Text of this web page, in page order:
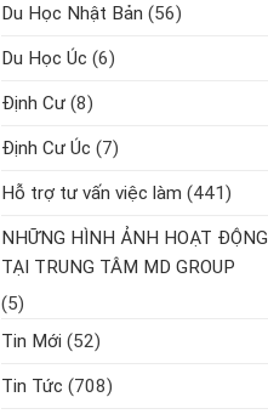
Du Học Nhật Bản (56)
Du Học Úc (6)
Định Cư (8)
Định Cư Úc (7)
Hỗ trợ tư vấn việc làm (441)
NHỮNG HÌNH ẢNH HOẠT ĐỘNG
TẠI TRUNG TÂM MD GROUP
(5)
Tin Mới (52)
Tin Tức (708)